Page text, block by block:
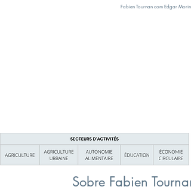
Fabien Tournan com Edgar Morin
Sobre Fabien Tournan